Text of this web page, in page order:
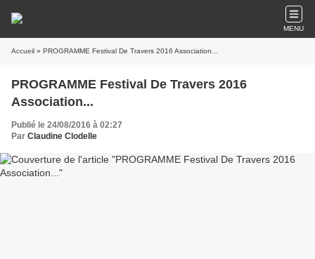
MENU
Accueil » PROGRAMME Festival De Travers 2016 Association...
PROGRAMME Festival De Travers 2016
Association...
Publié le 24/08/2016 à 02:27
Par Claudine Clodelle